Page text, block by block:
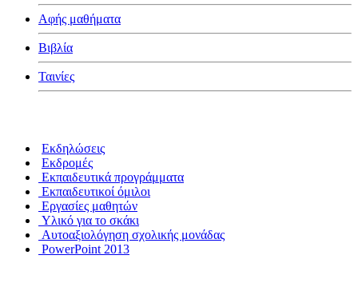
Αφής μαθήματα
Βιβλία
Ταινίες
Εκδηλώσεις
Εκδρομές
Εκπαιδευτικά προγράμματα
Εκπαιδευτικοί όμιλοι
Εργασίες μαθητών
Υλικό για το σκάκι
Αυτοαξιολόγηση σχολικής μονάδας
PowerPoint 2013